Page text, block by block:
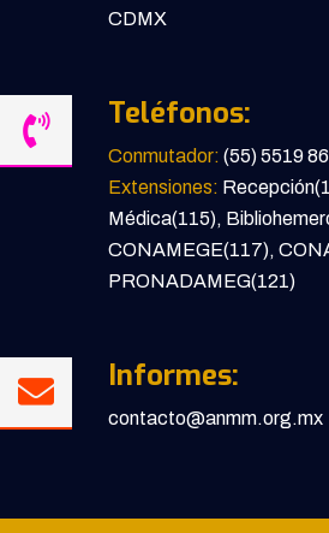
CDMX
Teléfonos:
Conmutador: (55) 5519
Extensiones:
Médica(115),
CONAMEGE(117),
PRONADAMEG(121)
Informes:
contacto@anmm.org.mx